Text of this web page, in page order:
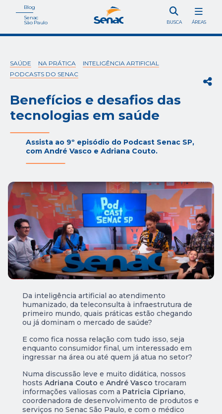
Blog
Senac
São Paulo BUSCA ÁREAS
SAÚDE NA PRÁTICA
INTELIGÊNCIA ARTIFICIAL
PODCASTS DO SENAC
Benefícios e desafios das
tecnologias em saúde
Assista ao 9º episódio do Podcast Senac SP,
com André Vasco e Adriana Couto.
Da inteligência artificial ao atendimento
humanizado, da teleconsulta à infraestrutura de
primeiro mundo, quais práticas estão chegando
ou já dominam o mercado de saúde?
E como fica nossa relação com tudo isso, seja
enquanto consumidor final, um interessado em
ingressar na área ou até quem já atua no setor?
Numa discussão leve e muito didática, nossos
hosts Adriana Couto e André Vasco trocaram
informações valiosas com a Patricia Cipriano,
coordenadora de desenvolvimento de produtos e
serviços no Senac São Paulo, e com o médico